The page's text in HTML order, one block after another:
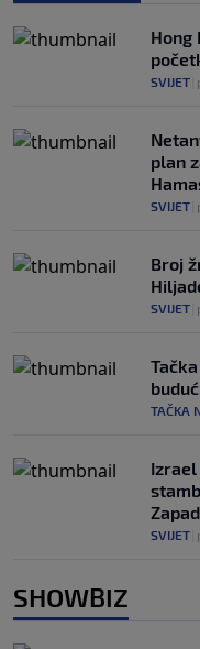
Hong
SVIJET
plan
SVIJET
Broj
SVIJET
TAČKA
SVIJET
SHOWBIZ